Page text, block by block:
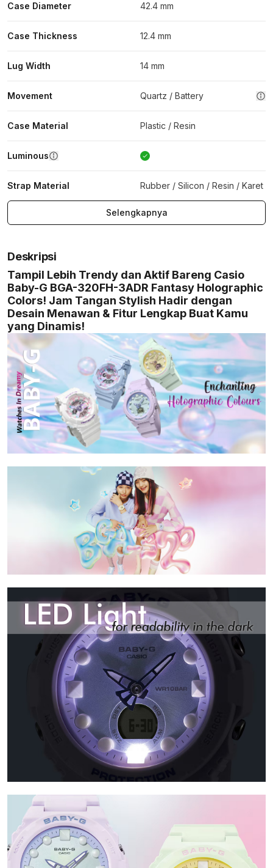
Case Diameter 42.4 mm
Case Thickness 12.4 mm
Lug Width 14 mm
Movement Quartz / Battery
Case Material Plastic / Resin
Luminous
Strap Material Rubber / Silicon / Resin / Karet
Selengkapnya
Deskripsi
Tampil Lebih Trendy dan Aktif Bareng Casio
Baby-G BGA-320FH-3ADR Fantasy Holographic
Colors! Jam Tangan Stylish Hadir dengan
Desain Menawan & Fitur Lengkap Buat Kamu
yang Dinamis!